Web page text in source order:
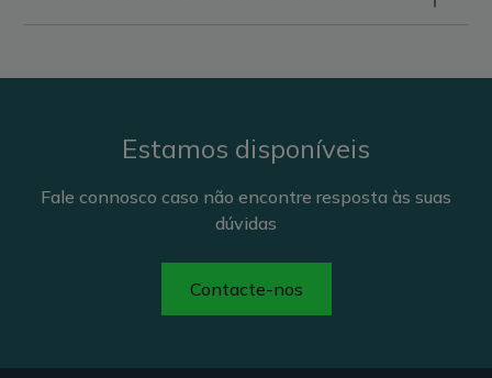
Estamos disponíveis
Fale connosco caso não encontre resposta às suas
dúvidas
Contacte-nos